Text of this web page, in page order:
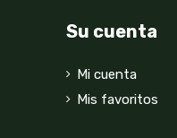
Su cuenta
Mi cuenta
Mis favoritos